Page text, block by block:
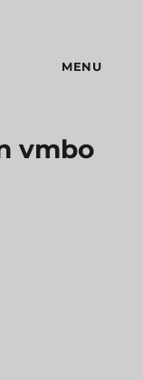
MENU
vmbo